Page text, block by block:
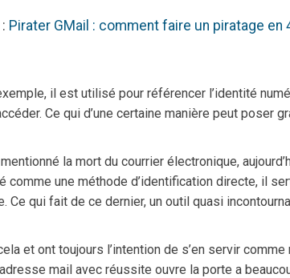
Pirater GMail : comment faire un piratage en
il est utilisé pour référencer l’identité
Ce qui d’une certaine manière peut poser
la mort du courrier électronique,
comme une méthode d’identification directe, il
Ce qui fait de ce dernier, un outil quasi
et ont toujours l’intention de s’en servir comme
mail avec réussite ouvre la porte a